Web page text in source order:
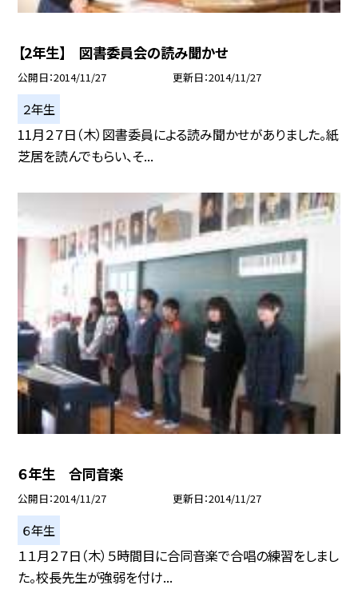
【2年生】 図書委員会の読み聞かせ
公開日 2014/11/27 更新日 2014/11/27
２年生
11月２７日（木）図書委員による読み聞かせがありました。紙
芝居を読んでもらい、そ...
６年生 合同音楽
公開日 2014/11/27 更新日 2014/11/27
６年生
１１月２７日（木）５時間目に合同音楽で合唱の練習をしまし
た。校長先生が強弱を付け...